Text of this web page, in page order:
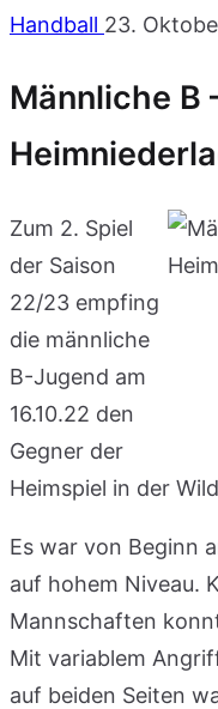
Handball 23.
Männliche B
Zum 2. Spiel
der Saison
22/23 empfing
die männliche
B-Jugend am
16.10.22 den
Gegner der
Heimspiel in der
Es war von Beginn
auf hohem Niveau.
Mannschaften
Mit variablem
auf beiden Seiten